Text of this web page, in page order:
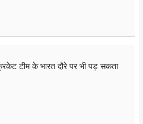
टीम के भारत दौरे पर भी पड़ सकता